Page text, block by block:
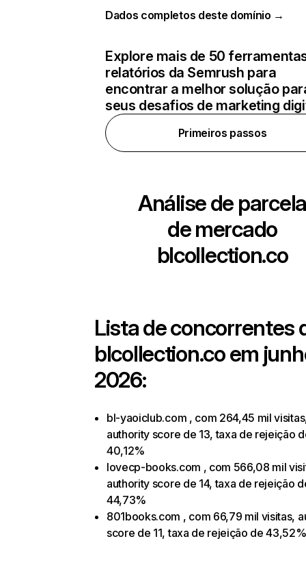
Dados completos deste domínio →
Explore mais de 50
relatórios da Semrush para
encontrar a melhor solução
seus desafios de marketing
Primeiros passos
Análise de parcela
de mercado
blcollection.co
Lista de concorrentes
blcollection.coem
2026:
bl-yaoiclub.com , com 264,45 mil
authority score de 13, taxa de rejeição
40,12%
lovecp-books.com , com 566,08 mil
authority score de 14, taxa de rejeição
44,73%
801books.com , com 66,79 mil visitas,
score de 11, taxa de rejeição de 43,52%